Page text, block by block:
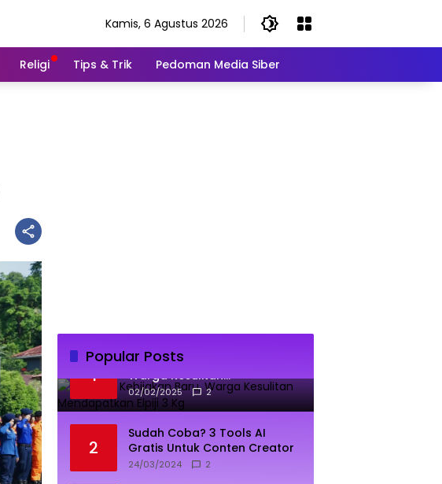
Kamis, 6 Agustus 2026
Religi Tips & Trik Pedoman Media Siber
Popular Posts
1
Dampak Kebijakan Baru,
Warga Kesulitan
Mendapatkan Elpiji 3 Kg
02/02/2025 2
2
Sudah Coba? 3 Tools AI
Gratis Untuk Conten Creator
24/03/2024 2